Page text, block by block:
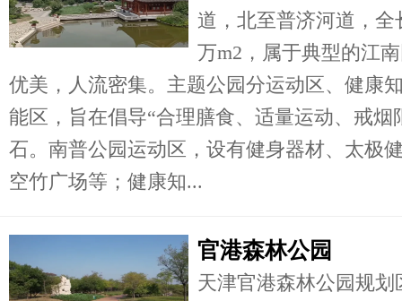
道，北至普济河道，全
万m2，属于典型的江
优美，人流密集。主题公园分运动区、健康
能区，旨在倡导“合理膳食、适量运动、戒
石。南普公园运动区，设有健身器材、太极
空竹广场等；健康知...
官港森林公园
天津官港森林公园规